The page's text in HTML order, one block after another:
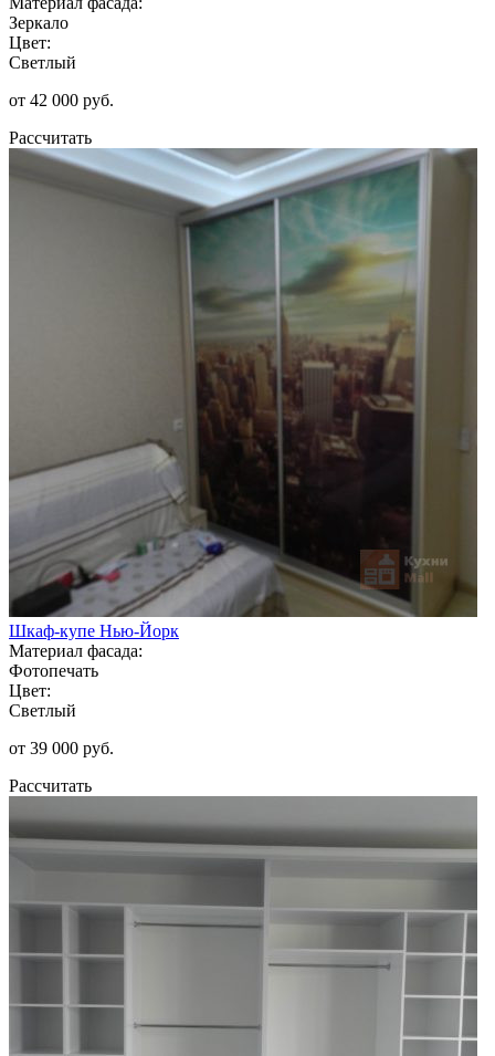
Зеркало
Цвет:
Светлый
от 42 000 руб.
Рассчитать
Шкаф-купе Нью-Йорк
Материал фасада:
Фотопечать
Цвет:
Светлый
от 39 000 руб.
Рассчитать